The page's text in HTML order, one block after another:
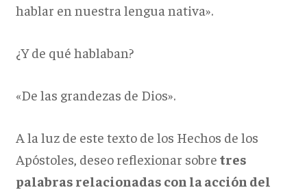
hablar en nuestra lengua nativa».
¿Y de qué hablaban?
«De las grandezas de Dios».
A la luz de este texto de los Hechos de los
Apóstoles, deseo reflexionar sobre tres
palabras relacionadas con la acción del